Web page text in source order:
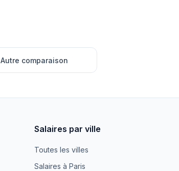
Autre comparaison
Salaires par ville
Toutes les villes
Salaires à Paris